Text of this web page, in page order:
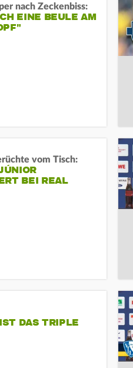
nach Zeckenbiss:
EINE BEULE AM
vom Tisch:
BEI REAL
DAS TRIPLE